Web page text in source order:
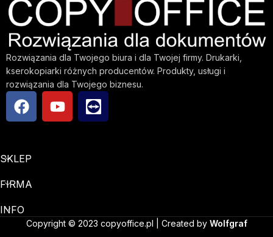
Rozwiązania dla Twojego biura i dla Twojej firmy. Drukarki,
kserokopiarki różnych producentów. Produkty, usługi i
rozwiązania dla Twojego biznesu.
SKLEP
FIRMA
INFO
Copyright © 2023 copyoffice.pl | Created by Wolfgraf